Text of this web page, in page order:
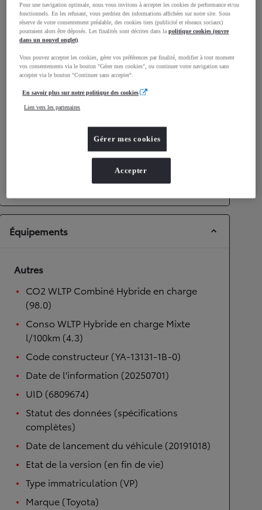
Consommation mixte
Émissions CO2
98g/km
Performances
Accélération 0-100km/h
Boîte automatique
Équipements
Autres
CO2 WLTP Combiné Hybride en charge
(98.0)
Conso WLTP Hybride en charge Mixte
l/100km (4.3)
Code constructeur (YA-13131-1B-0)
Date de l'information (20250701)
UID (6809674)
Statut des données (spécifications
complètes)
Date de lancement du véhicule (20191018)
Etat de la version (en fin de vie)
Type immatriculation (VP)
Marque (Toyota)
Pour une navigation optimale, nous vous invitons à accepter les cookies de performance et/ou
fonctionnels. En les refusant, vous perdriez des informations affichées sur notre site. Sous
réserve de votre consentement préalable, des cookies tiers (publicité et réseaux sociaux)
pourraient alors être déposés. Les finalités sont décrites dans lapolitique cookies (ouvre
dans un nouvel onglet).
Vous pouvez accepter les cookies, gérer vos préférences par finalité, modifier à tout moment
vos consentements via le bouton "Gérer mes cookies", ou continuer votre navigation sans
accepter via le bouton "Continuer sans accepter".
En savoir plus sur notre politique des cookies
Lien vers les partenaires
Gérer mes cookies
Accepter